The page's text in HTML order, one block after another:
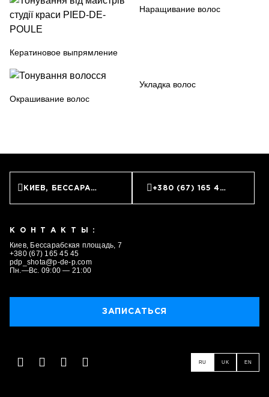
Кератиновое выпрямление
Наращивание волос
Окрашивание волос
Укладка волос
КИЕВ, БЕССАРАБСКАЯ ПЛОЩАДЬ, 7 +380 (67) 165 45 45
КОНТАКТЫ:
Киев, Бессарабская площадь, 7
+380 (67) 165 45 45
pdp_shota@p-de-p.com
Пн.—Вс. 09:00 — 21:00
ЗАПИСАТЬСЯ
RU UK EN